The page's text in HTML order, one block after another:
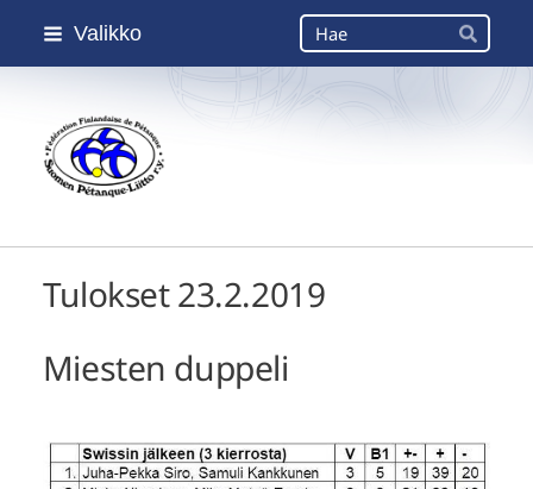
Siirry
Valikko Haku
Hae
Suomen Petanque-Liitto
Tulokset 23.2.2019
Miesten duppeli